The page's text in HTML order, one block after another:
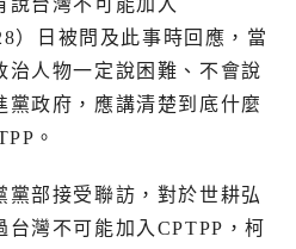
說台灣不可能加入
）日被問及此事時回應，當
治人物一定說困難、不會說
黨政府，應講清楚到底什麼
。
黨部接受聯訪，對於世耕弘
台灣不可能加入 CPTPP ，柯